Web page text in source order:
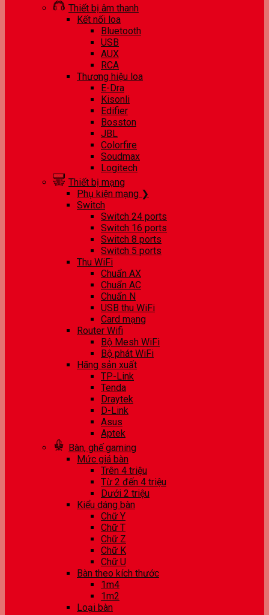
Thiết bị âm thanh
Kết nối loa
Bluetooth
USB
AUX
RCA
Thương hiệu loa
E-Dra
Kisonli
Edifier
Bosston
JBL
Colorfire
Soudmax
Logitech
Thiết bị mạng
Phụ kiện mạng ❯
Switch
Switch 24 ports
Switch 16 ports
Switch 8 ports
Switch 5 ports
Thu WiFi
Chuẩn AX
Chuẩn AC
Chuẩn N
USB thu WiFi
Card mạng
Router Wifi
Bộ Mesh WiFi
Bộ phát WiFi
Hãng sản xuất
TP-Link
Tenda
Draytek
D-Link
Asus
Aptek
Bàn, ghế gaming
Mức giá bàn
Trên 4 triệu
Từ 2 đến 4 triệu
Dưới 2 triệu
Kiểu dáng bàn
Chữ Y
Chữ T
Chữ Z
Chữ K
Chữ U
Bàn theo kích thước
1m4
1m2
Loại bàn